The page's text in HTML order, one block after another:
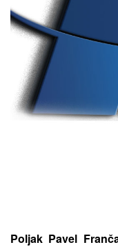
Poljak Pavel